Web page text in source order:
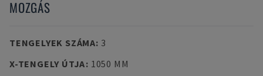
MOZGÁS
TENGELYEK SZÁMA: 3
X-TENGELY ÚTJA: 1050 MM